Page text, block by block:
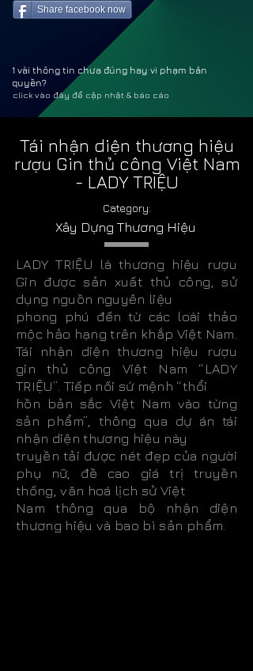
Share facebook now
1 vài thông tin chưa đúng hay vi phạm bản
quyền?
click vào đây để cập nhật & báo cáo
Tái nhận diện thương hiệu
rượu Gin thủ công Việt Nam
- LADY TRIỆU
Category:
Xây Dựng Thương Hiệu
LADY TRIỆU là thương hiệu rượu
Gin được sản xuất thủ công, sử
dụng nguồn nguyên liệu
phong phú đến từ các loài thảo
mộc hảo hạng trên khắp Việt Nam.
Tái nhận diện thương hiệu rượu
gin thủ công Việt Nam “LADY
TRIỆU”. Tiếp nối sứ mệnh “thổi
hồn bản sắc Việt Nam vào từng
sản phẩm”, thông qua dự án tái
nhận diện thương hiệu này
truyền tải được nét đẹp của người
phụ nữ, đề cao giá trị truyền
thống, văn hoá lịch sử Việt
Nam thông qua bộ nhận diện
thương hiệu và bao bì sản phẩm.